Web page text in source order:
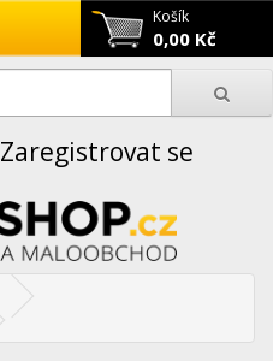
Košík
0,00 Kč
Zaregistrovat se